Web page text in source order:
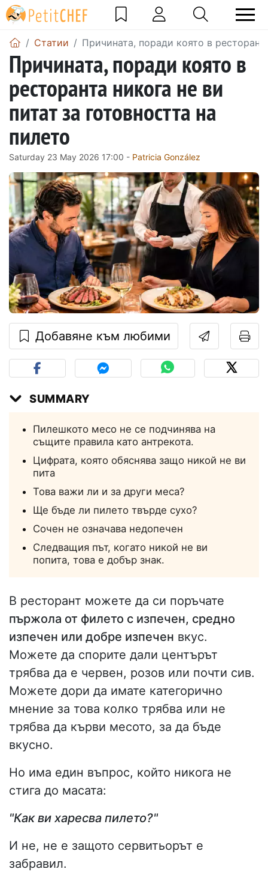
Статии Причината, поради която в
Причината, поради която в
ресторанта никога не ви
питат за готовността на
пилето
Saturday 23 May 2026 17:00 - Patricia González
Добавяне към любими
SUMMARY
Пилешкото месо не се подчинява на
същите правила като антрекота.
Цифрата, която обяснява защо никой не ви
пита
Това важи ли и за други меса?
Ще бъде ли пилето твърде сухо?
Сочен не означава недопечен
Следващия път, когато никой не ви
попита, това е добър знак.
В ресторант можете да си поръчате
пържола от филето с изпечен, средно
изпечен или добре изпечен вкус.
Можете да спорите дали центърът
трябва да е червен, розов или почти сив.
Можете дори да имате категорично
мнение за това колко трябва или не
трябва да кърви месото, за да бъде
вкусно.
Но има един въпрос, който никога не
стига до масата:
"Как ви харесва пилето?"
И не, не е защото сервитьорът е
забравил.